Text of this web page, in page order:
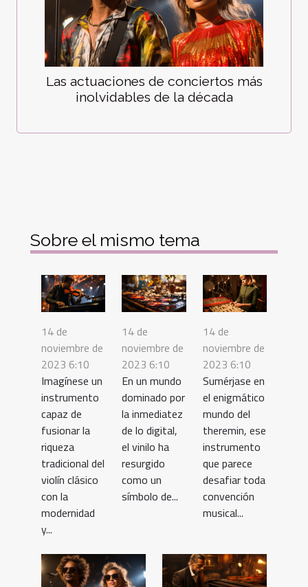
Las actuaciones de conciertos más
inolvidables de la década
Sobre el mismo tema
14 de
noviembre de
2023 6:10
Imagínese un
instrumento
capaz de
fusionar la
riqueza
tradicional del
violín clásico
con la
modernidad
y...
14 de
noviembre de
2023 6:10
En un mundo
dominado por
la inmediatez
de lo digital,
el vinilo ha
resurgido
como un
símbolo de...
14 de
noviembre de
2023 6:10
Sumérjase en
el enigmático
mundo del
theremin, ese
instrumento
que parece
desafiar toda
convención
musical...